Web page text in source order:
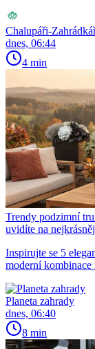
Chalupáři-
dnes, 06:44
4 min
Trendy podzimní
uvidíte na
Inspirujte se 5
moderní
Planeta zahrady
dnes, 06:40
8 min